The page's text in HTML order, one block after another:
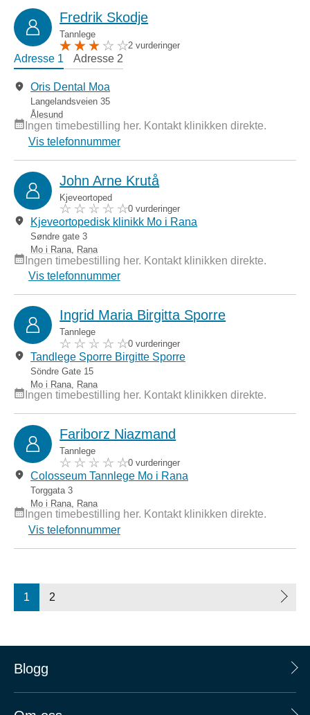
Fredrik Skodje
Tannlege
2 vurderinger
Adresse 1 Adresse 2
Oris Dental Moa
Langelandsveien 35
Ålesund
Ingen timebestilling her. Kontakt klinikken direkte.
Vis telefonnummer
John Arne Krutå
Kjeveortoped
0 vurderinger
Kjeveortopedisk klinikk Mo i Rana
Søndre gate 3
Mo i Rana
Rana
Ingen timebestilling her. Kontakt klinikken direkte.
Vis telefonnummer
Ingrid Maria Birgitta Sporre
Tannlege
0 vurderinger
Tandlege Sporre Birgitte Sporre
Söndre Gate 15
Mo i Rana Rana
Ingen timebestilling her. Kontakt klinikken direkte.
Fariborz Niazmand
Tannlege
0 vurderinger
Colosseum Tannlege Mo i Rana
Torggata 3
Mo i Rana Rana
Ingen timebestilling her. Kontakt klinikken direkte.
Vis telefonnummer
1 2
Blogg